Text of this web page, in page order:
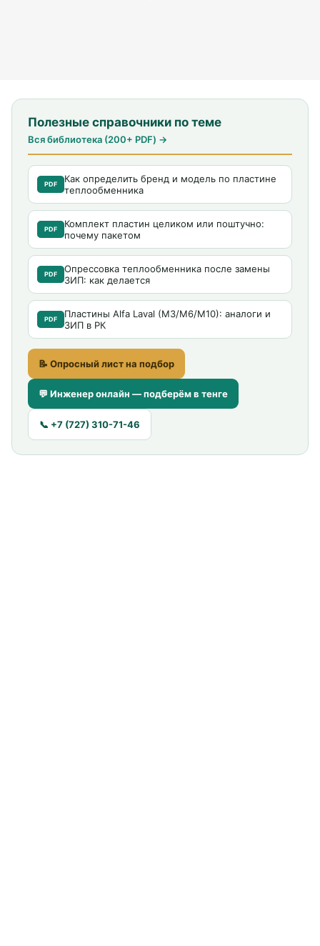
Полезные справочники по теме
Вся библиотека (200+ PDF) →
PDF
Как определить бренд и модель по пластине
теплообменника
PDF
Комплект пластин целиком или поштучно:
почему пакетом
PDF
Опрессовка теплообменника после замены
ЗИП: как делается
PDF
Пластины Alfa Laval (M3/M6/M10): аналоги и
ЗИП в РК
📝 Опросный лист на подбор
💬 Инженер онлайн — подберём в тенге
📞 +7 (727) 310-71-46